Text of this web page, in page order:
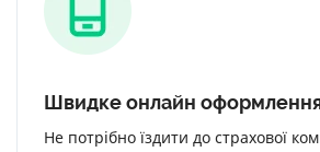
Швидке онлайн
Не потрібно їздити до страхової